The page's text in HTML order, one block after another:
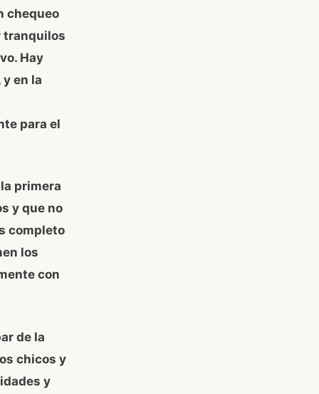
chequeo
tranquilos
Hay
en la
para el
primera
y que no
completo
los
con
de la
chicos y
y